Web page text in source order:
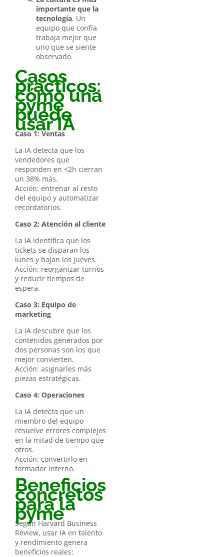
importante que la
tecnología. Un
equipo que confía
trabaja mejor que
uno que se siente
observado.
Casos
prácticos:
cómo una
pyme
puede
usar IA
Caso 1: Ventas
La IA detecta que los
vendedores que
responden en <2h cierran
un 38% más.
Acción: entrenar al resto
del equipo y automatizar
recordatorios.
Caso 2: Atención al cliente
La IA identifica que los
tickets se disparan los
lunes y bajan los jueves.
Acción: reorganizar turnos
y reducir tiempos de
espera.
Caso 3: Equipo de
marketing
La IA descubre que los
contenidos generados por
dos personas son los que
mejor convierten.
Acción: asignarles más
piezas estratégicas.
Caso 4: Operaciones
La IA detecta que un
miembro del equipo
resuelve errores complejos
en la mitad de tiempo que
otros.
Acción: convertirlo en
formador interno.
Beneficios
concretos
para la
pyme
Según Harvard Business
Review, usar IA en talento
y rendimiento genera
beneficios reales: